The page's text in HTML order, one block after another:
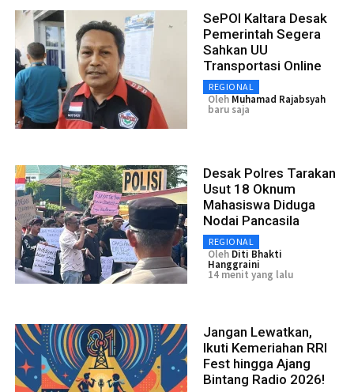
SePOI Kaltara Desak
Pemerintah Segera
Sahkan UU
Transportasi Online
REGIONAL
Oleh Muhamad Rajabsyah
baru saja
Desak Polres Tarakan
Usut 18 Oknum
Mahasiswa Diduga
Nodai Pancasila
REGIONAL
Oleh Diti Bhakti
Hanggraini
14 menit yang lalu
Jangan Lewatkan,
Ikuti Kemeriahan RRI
Fest hingga Ajang
Bintang Radio 2026!